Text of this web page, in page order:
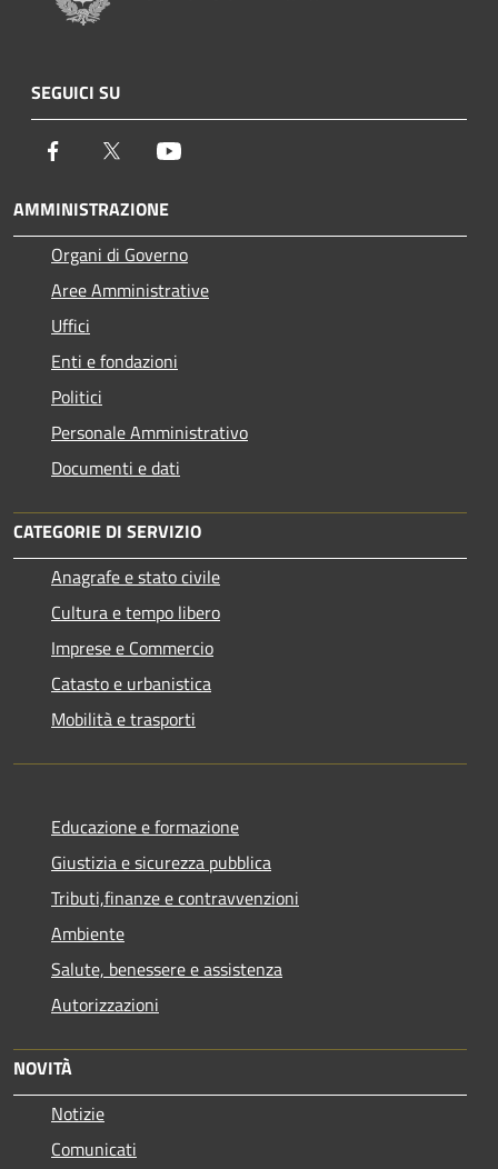
SEGUICI SU
Facebook Twitter
AMMINISTRAZIONE
Organi di Governo
Aree Amministrative
Uffici
Enti e fondazioni
Politici
Personale Amministrativo
Documenti e dati
CATEGORIE DI SERVIZIO
Anagrafe e stato civile
Cultura e tempo libero
Imprese e Commercio
Catasto e urbanistica
Mobilità e trasporti
Educazione e formazione
Giustizia e sicurezza pubblica
Tributi,finanze e contravvenzioni
Ambiente
Salute, benessere e assistenza
Autorizzazioni
NOVITÀ
Notizie
Comunicati